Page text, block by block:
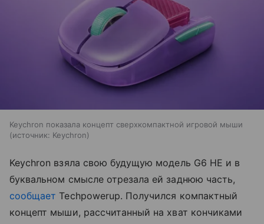
Keychron показала концепт сверхкомпактной игровой мыши
источник: Keychron
Keychron взяла свою будущую модель G6 HE и в
буквальном смысле отрезала ей заднюю часть,
сообщает Techpowerup. Получился компактный
концепт мыши, рассчитанный на хват кончиками